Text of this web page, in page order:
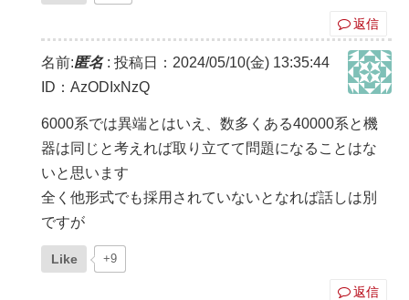
返信
名前:匿名: 投稿日：2024/05/10(金) 13:35:44
ID：AzODIxNzQ
6000系では異端とはいえ、数多くある40000系と機
器は同じと考えれば取り立てて問題になることはな
いと思います
全く他形式でも採用されていないとなれば話しは別
ですが
Like +9
返信